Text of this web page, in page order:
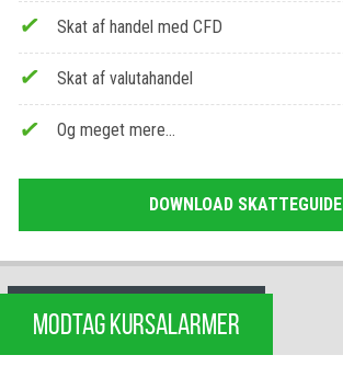
Skat af handel med CFD
Skat af valutahandel
Og meget mere…
DOWNLOAD SKATTEGUIDE
MODTAG KURSALARMER